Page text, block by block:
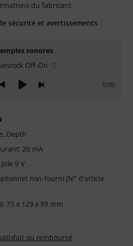
sonores
Off-On
0:00
Depth
20 mA
9 V
non-fourni (N° d'article
73 x 129 x 59 mm
ou remboursé
du fabricant
sécurité et avertissements